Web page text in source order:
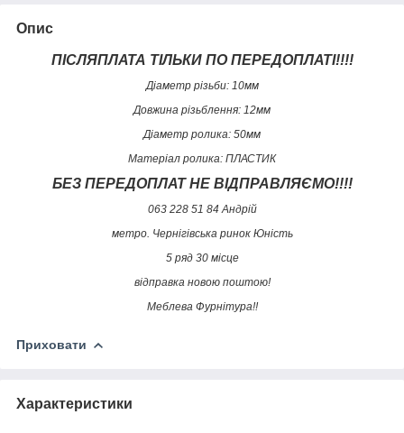
Опис
ПІСЛЯПЛАТА ТІЛЬКИ ПО ПЕРЕДОПЛАТІ!!!!
Діаметр різьби: 10мм
Довжина різьблення: 12мм
Діаметр ролика: 50мм
Матеріал ролика: ПЛАСТИК
БЕЗ ПЕРЕДОПЛАТ НЕ ВІДПРАВЛЯЄМО!!!!
063 228 51 84 Андрій
метро. Чернігівська ринок Юність
5 ряд 30 місце
відправка новою поштою!
Меблева Фурнітура!!
Приховати
Характеристики